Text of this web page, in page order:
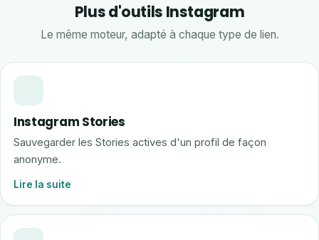
Plus d'outils Instagram
Le même moteur, adapté à chaque type de lien.
Instagram Stories
Sauvegarder les Stories actives d'un profil de façon
anonyme.
Lire la suite